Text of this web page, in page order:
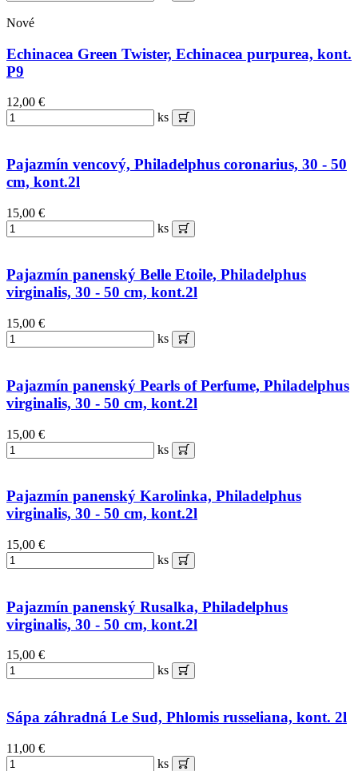
Nové
Echinacea Green Twister, Echinacea purpurea, kont.
P9
12,00 €
ks
Pajazmín vencový, Philadelphus coronarius, 30 - 50
cm, kont.2l
15,00 €
ks
Pajazmín panenský Belle Etoile, Philadelphus
virginalis, 30 - 50 cm, kont.2l
15,00 €
ks
Pajazmín panenský Pearls of Perfume, Philadelphus
virginalis, 30 - 50 cm, kont.2l
15,00 €
ks
Pajazmín panenský Karolinka, Philadelphus
virginalis, 30 - 50 cm, kont.2l
15,00 €
ks
Pajazmín panenský Rusalka, Philadelphus
virginalis, 30 - 50 cm, kont.2l
15,00 €
ks
Sápa záhradná Le Sud, Phlomis russeliana, kont. 2l
11,00 €
ks